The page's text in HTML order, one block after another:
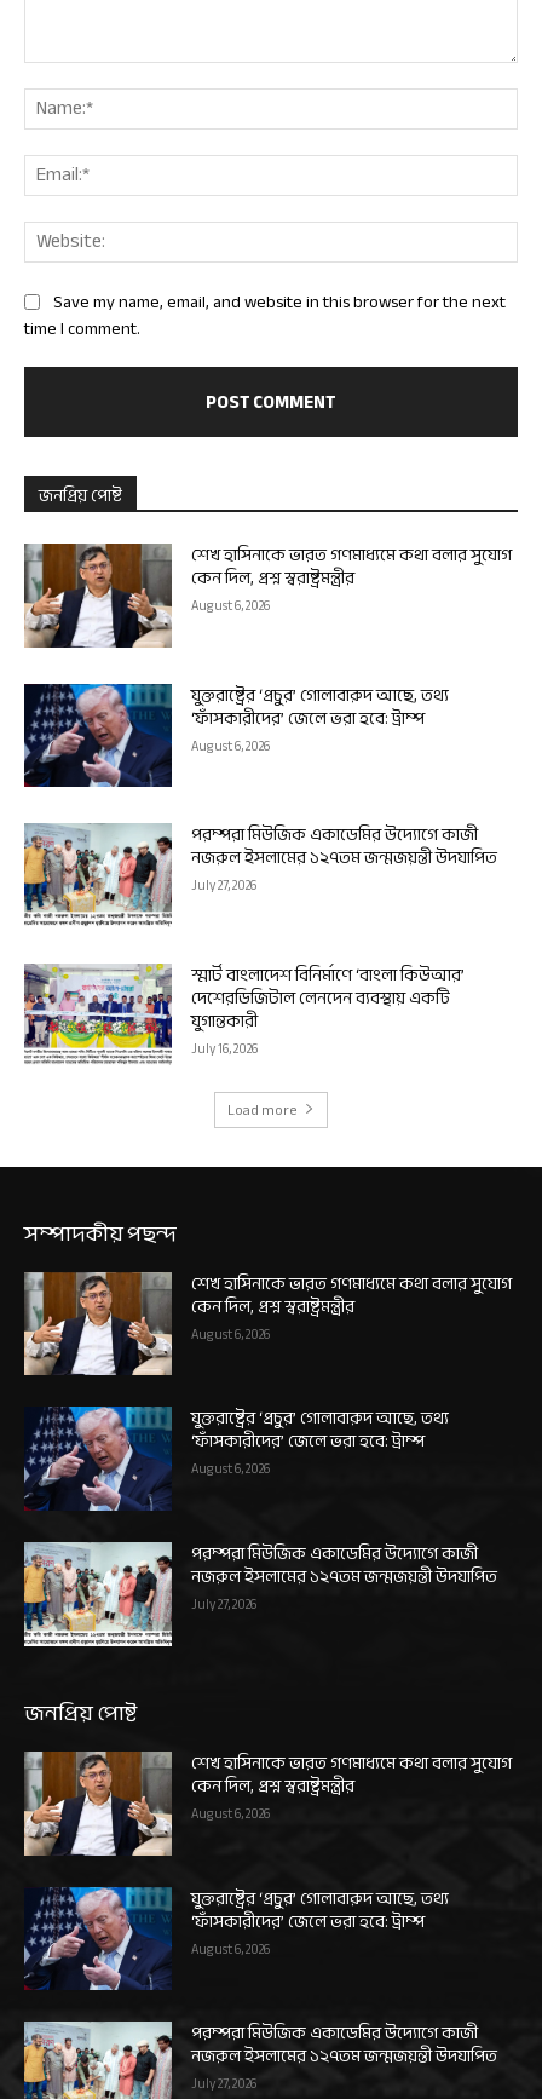
Save my name, email, and website in this browser for the next
time I comment.
জনপ্রিয় পোষ্ট
শেখ হাসিনাকে ভারত গণমাধ্যমে কথা বলার সুযোগ
কেন দিল, প্রশ্ন স্বরাষ্ট্রমন্ত্রীর
August 6, 2026
যুক্তরাষ্ট্রের ‘প্রচুর’ গোলাবারুদ আছে, তথ্য
‘ফাঁসকারীদের’ জেলে ভরা হবে: ট্রাম্প
August 6, 2026
পরম্পরা মিউজিক একাডেমির উদ্যোগে কাজী
নজরুল ইসলামের ১২৭তম জন্মজয়ন্তী উদযাপিত
July 27, 2026
স্মার্ট বাংলাদেশ বিনির্মাণে ‘বাংলা কিউআর’
দেশেরডিজিটাল লেনদেন ব্যবস্থায় একটি
যুগান্তকারী
July 16, 2026
Load more
সম্পাদকীয় পছন্দ
শেখ হাসিনাকে ভারত গণমাধ্যমে কথা বলার সুযোগ
কেন দিল, প্রশ্ন স্বরাষ্ট্রমন্ত্রীর
August 6, 2026
যুক্তরাষ্ট্রের ‘প্রচুর’ গোলাবারুদ আছে, তথ্য
‘ফাঁসকারীদের’ জেলে ভরা হবে: ট্রাম্প
August 6, 2026
পরম্পরা মিউজিক একাডেমির উদ্যোগে কাজী
নজরুল ইসলামের ১২৭তম জন্মজয়ন্তী উদযাপিত
July 27, 2026
জনপ্রিয় পোষ্ট
শেখ হাসিনাকে ভারত গণমাধ্যমে কথা বলার সুযোগ
কেন দিল, প্রশ্ন স্বরাষ্ট্রমন্ত্রীর
August 6, 2026
যুক্তরাষ্ট্রের ‘প্রচুর’ গোলাবারুদ আছে, তথ্য
‘ফাঁসকারীদের’ জেলে ভরা হবে: ট্রাম্প
August 6, 2026
পরম্পরা মিউজিক একাডেমির উদ্যোগে কাজী
নজরুল ইসলামের ১২৭তম জন্মজয়ন্তী উদযাপিত
July 27, 2026